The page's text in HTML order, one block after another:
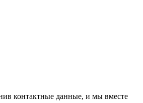
контактные данные, и мы вместе